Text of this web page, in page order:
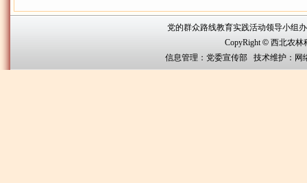
党的群众路线教育实践活动领导小组
CopyRight© 西北农林
信息管理：党委宣传部 技术维护：网